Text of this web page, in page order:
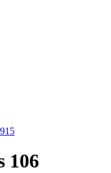
106